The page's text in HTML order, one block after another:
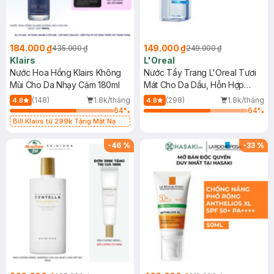
184.000 ₫435.000 ₫
Klairs
Nước Hoa Hồng Klairs Không
Mùi Cho Da Nhạy Cảm 180ml
4.8 (148)
1.8k/tháng
64%
Bill Klairs từ 299k Tặng Mặt Nạ
25ml (SL Có Hạn)
149.000 ₫249.000 ₫
L'Oreal
Nước Tẩy Trang L'Oreal Tươi
Mát Cho Da Dầu, Hỗn Hợp
400ml
4.8 (298)
1.8k/tháng
64%
-46 % -33 %